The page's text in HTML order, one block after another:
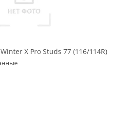
X Pro Studs 77 (116/114R)